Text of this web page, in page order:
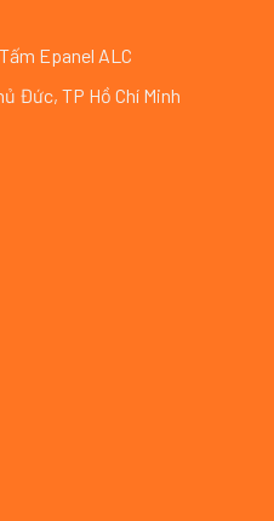
Epanel ALC
Đức, TP Hồ Chí Minh